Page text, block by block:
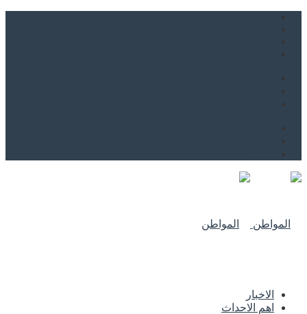
الاخبار
اهم الاحداث